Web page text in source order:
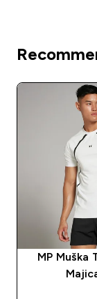
MP Muška